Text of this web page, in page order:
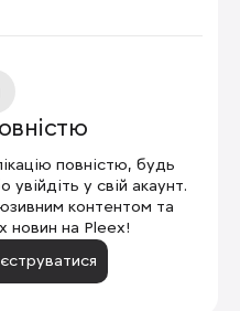
повністю, будь
у свій акаунт.
контентом та
новин на Pleex!